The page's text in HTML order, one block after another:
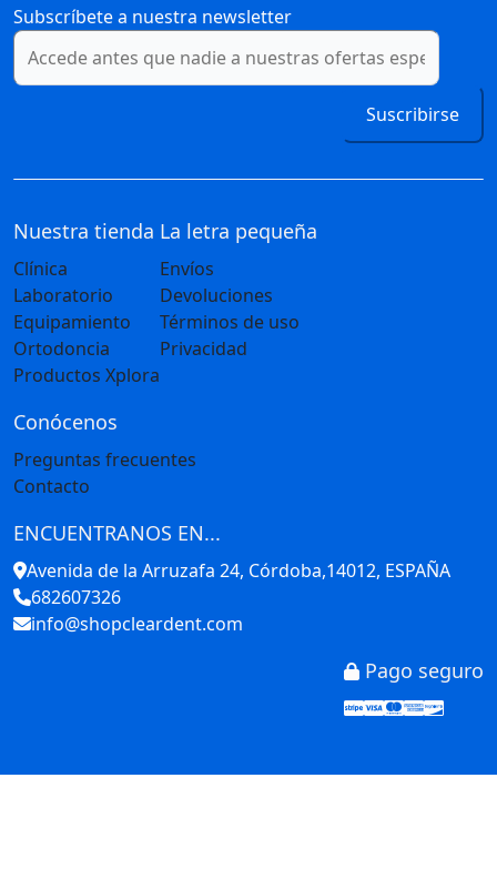
Subscríbete a nuestra newsletter
Suscribirse
Nuestra tienda
Clínica
Laboratorio
Equipamiento
Ortodoncia
Productos Xplora
La letra pequeña
Envíos
Devoluciones
Términos de uso
Privacidad
Conócenos
Preguntas frecuentes
Contacto
ENCUENTRANOS EN...
Avenida de la Arruzafa 24, Córdoba,14012, ESPAÑA
682607326
info@shopcleardent.com
Pago seguro
Stripe
Visa